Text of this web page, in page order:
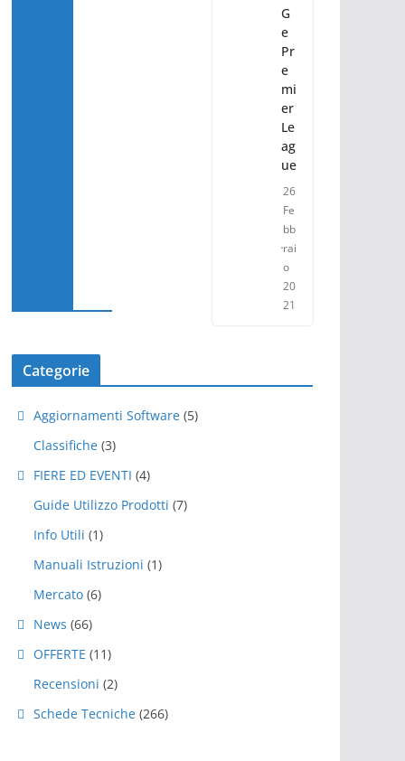
G
e
Pr
e
mi
er
Le
ag
ue
26
Fe
bb
rai
o
20
21
Categorie
Aggiornamenti Software(5)
Classifiche(3)
FIERE ED EVENTI (4)
Guide Utilizzo Prodotti (7)
Info Utili (1)
Manuali Istruzioni (1)
Mercato(6)
News (66)
OFFERTE (11)
Recensioni (2)
Schede Tecniche(266)